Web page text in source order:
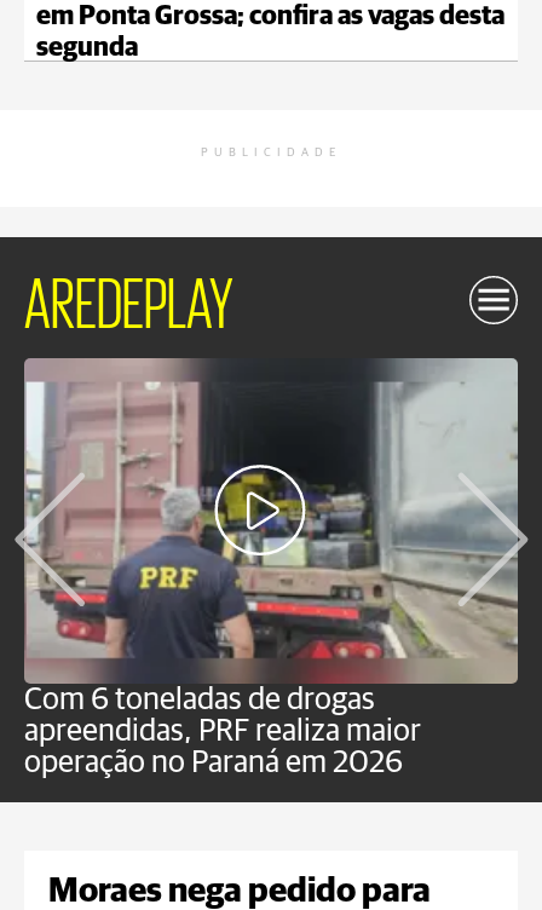
em Ponta Grossa; confira as vagas desta
segunda
PUBLICIDADE
AREDEPLAY
Com 6 toneladas de drogas
apreendidas, PRF realiza maior
operação no Paraná em 2026
Moraes nega pedido para